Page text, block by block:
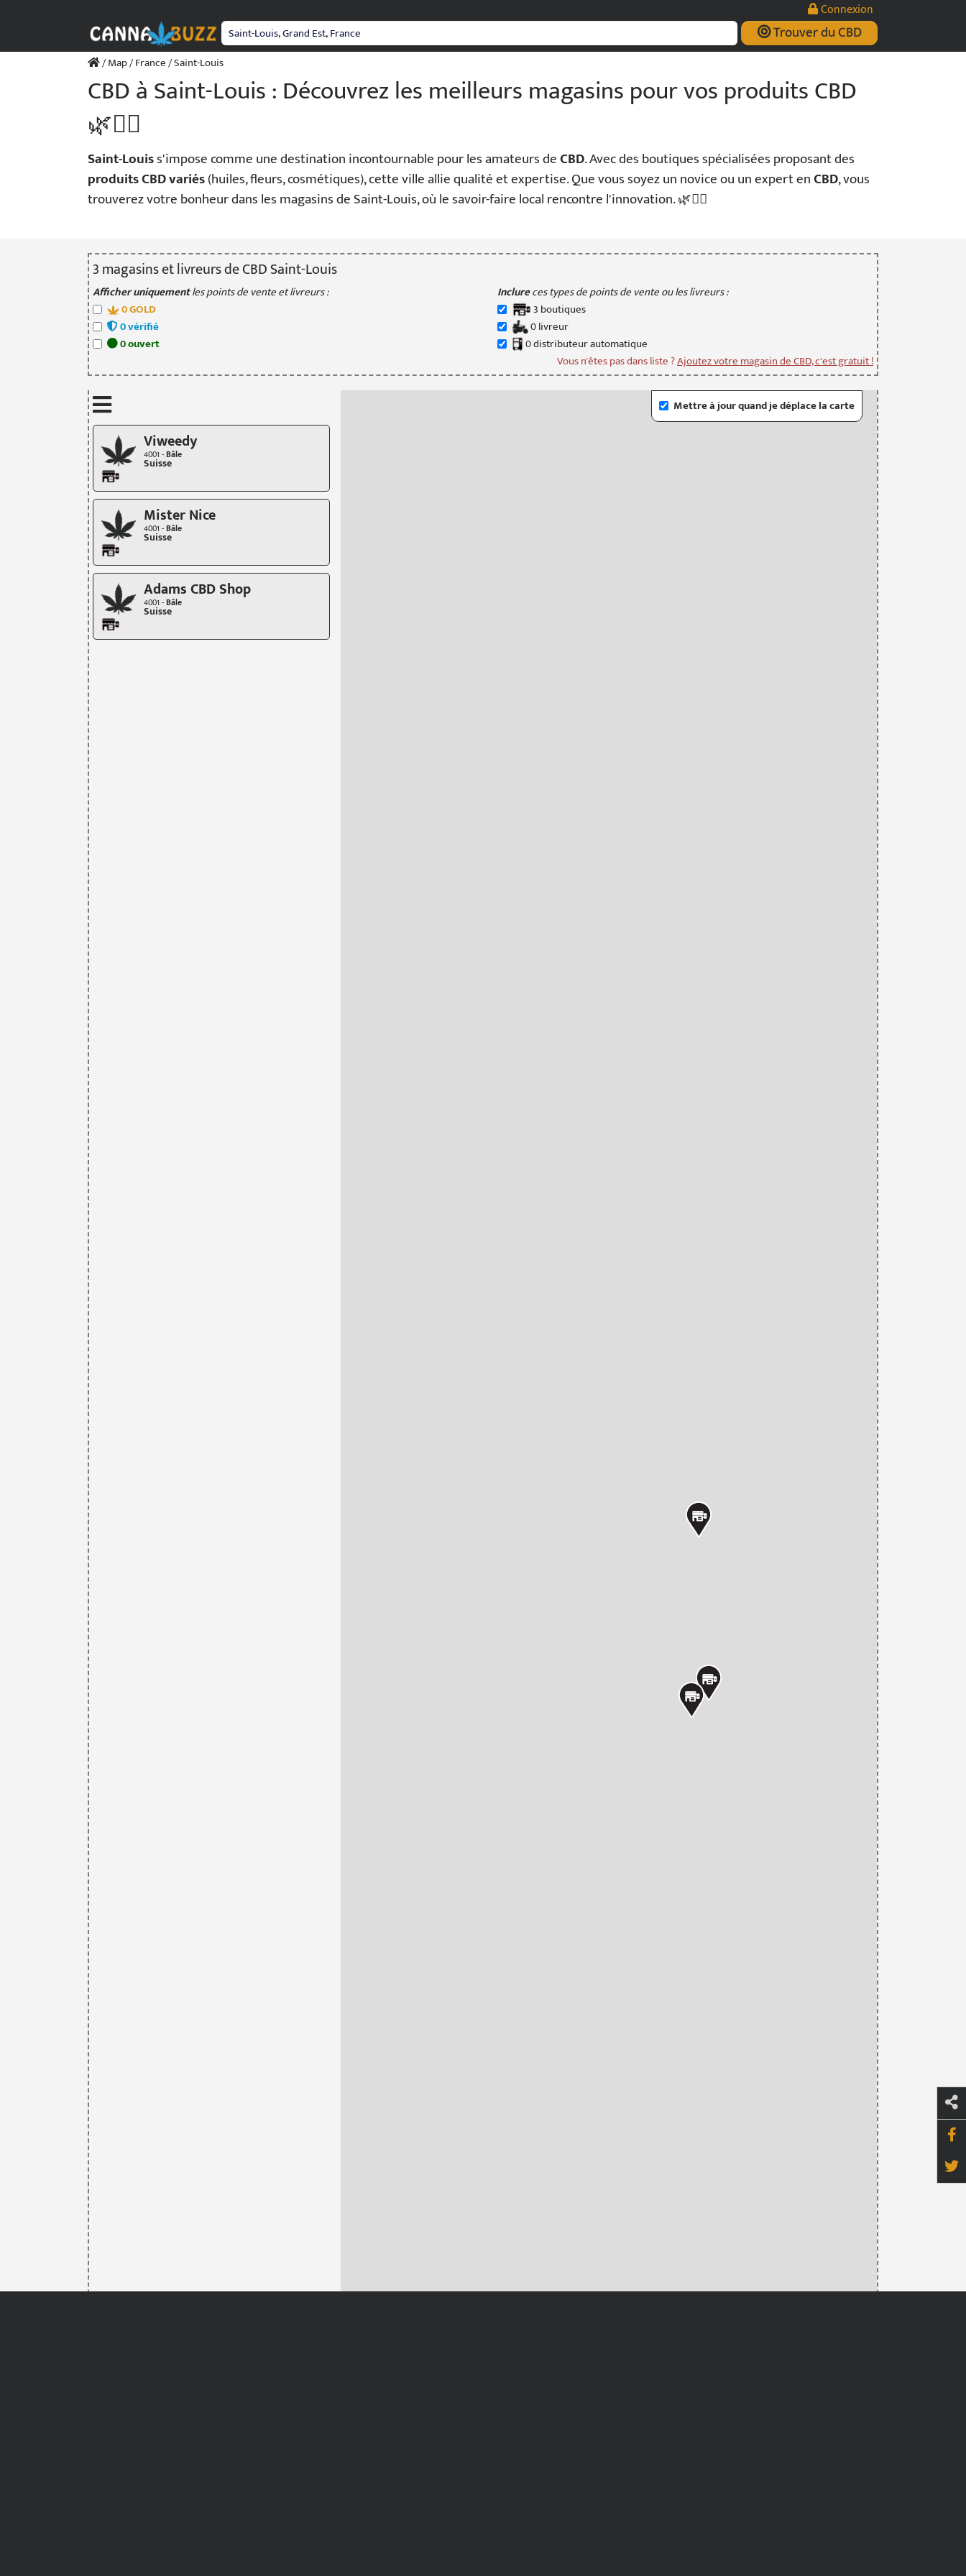
Connexion
Trouver du CBD
/Map/France/ Saint-Louis
CBD à Saint-Louis : Découvrez les meilleurs magasins pour vos produits CBD
🌿💆‍♂️
Saint-Louiss'impose comme une destination incontournable pour les amateurs deCBD. Avec des boutiques spécialisées proposant des
produits CBD variés(huiles, fleurs, cosmétiques), cette ville allie qualité et expertise. Que vous soyez un novice ou un expert enCBD, vous
trouverez votre bonheur dans les magasins de Saint-Louis, où le savoir-faire local rencontre l'innovation. 🌿💆‍♂️
3magasinset livreursde CBD Saint-Louis
Afficher uniquementles points de vente et livreurs :
0GOLD
0vérifié
0ouvert
Inclureces types de points de vente ou les livreurs :
3 boutiques
0livreur
0distributeurautomatique
Vous n'êtes pas dans liste ?Ajoutez votre magasin de CBD, c'est gratuit !
Mettre à jour quand je déplace la carte
Viweedy
4001 -Bâle
Suisse
Mister Nice
4001 -Bâle
Suisse
Adams CBD Shop
4001 -Bâle
Suisse